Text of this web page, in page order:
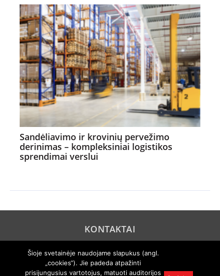
Sandėliavimo ir krovinių pervežimo
derinimas – kompleksiniai logistikos
sprendimai verslui
KONTAKTAI
PRIVATUMO POLITIKA
Šioje svetainėje naudojame slapukus (angl.
„cookies“). Jie padeda atpažinti
prisijungusius vartotojus, matuoti auditorijos